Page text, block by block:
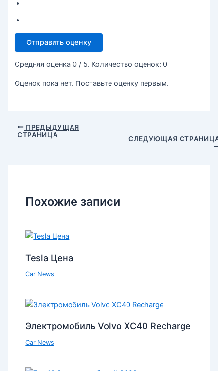
Отправить оценку
Средняя оценка 0 / 5. Количество оценок: 0
Оценок пока нет. Поставьте оценку первым.
ПРЕДЫДУЩАЯ
СТРАНИЦА
СЛЕДУЮЩАЯ
Похожие записи
Tesla Цена
Car News
Электромобиль Volvo XC40 Recharge
Car News